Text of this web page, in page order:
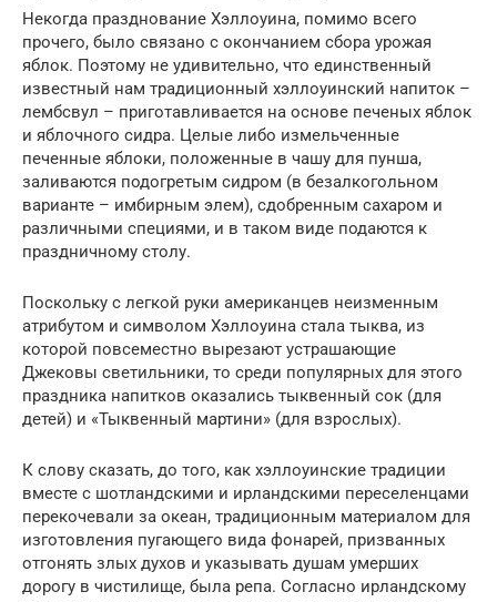
Некогда празднование Хэллоуина, помимо всего
прочего, было связано с окончанием сбора урожая
яблок. Поэтому не удивительно, что единственный
известный нам традиционный хэллоуинский напиток –
лембсвул – приготавливается на основе печеных яблок
и яблочного сидра. Целые либо измельченные
печенные яблоки, положенные в чашу для пунша,
заливаются подогретым сидром (в безалкогольном
варианте – имбирным элем), сдобренным сахаром и
различными специями, и в таком виде подаются к
праздничному столу.
Поскольку с легкой руки американцев неизменным
атрибутом и символом Хэллоуина стала тыква, из
которой повсеместно вырезают устрашающие
Джековы светильники, то среди популярных для этого
праздника напитков оказались тыквенный сок (для
детей) и «Тыквенный мартини» (для взрослых).
К слову сказать, до того, как хэллоуинские традиции
вместе с шотландскими и ирландскими переселенцами
перекочевали за океан, традиционным материалом для
изготовления пугающего вида фонарей, призванных
отгонять злых духов и указывать душам умерших
дорогу в чистилище, была репа. Согласно ирландскому